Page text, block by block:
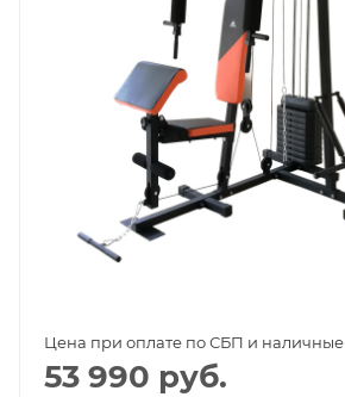
Цена при оплате по СБП и наличные
53 990 руб.